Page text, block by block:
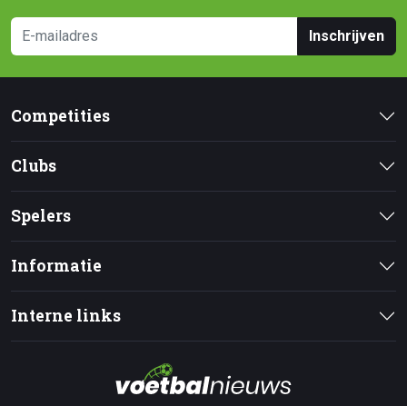
Inschrijven
Competities
Clubs
Spelers
Informatie
Interne links